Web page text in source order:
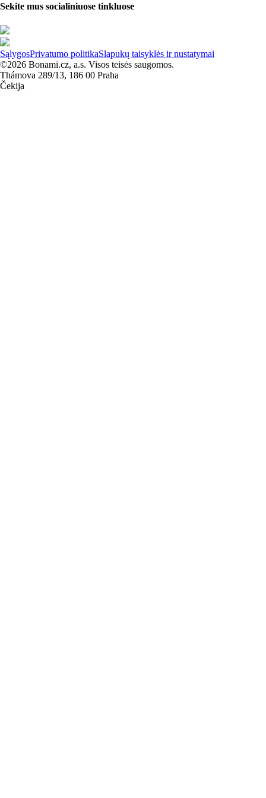
Sekite mus socialiniuose tinkluose
SąlygosPrivatumo politikaSlapukų taisyklės ir nustatymai
©2026 Bonami.cz, a.s. Visos teisės saugomos.
Thámova 289/13, 186 00 Praha
Čekija